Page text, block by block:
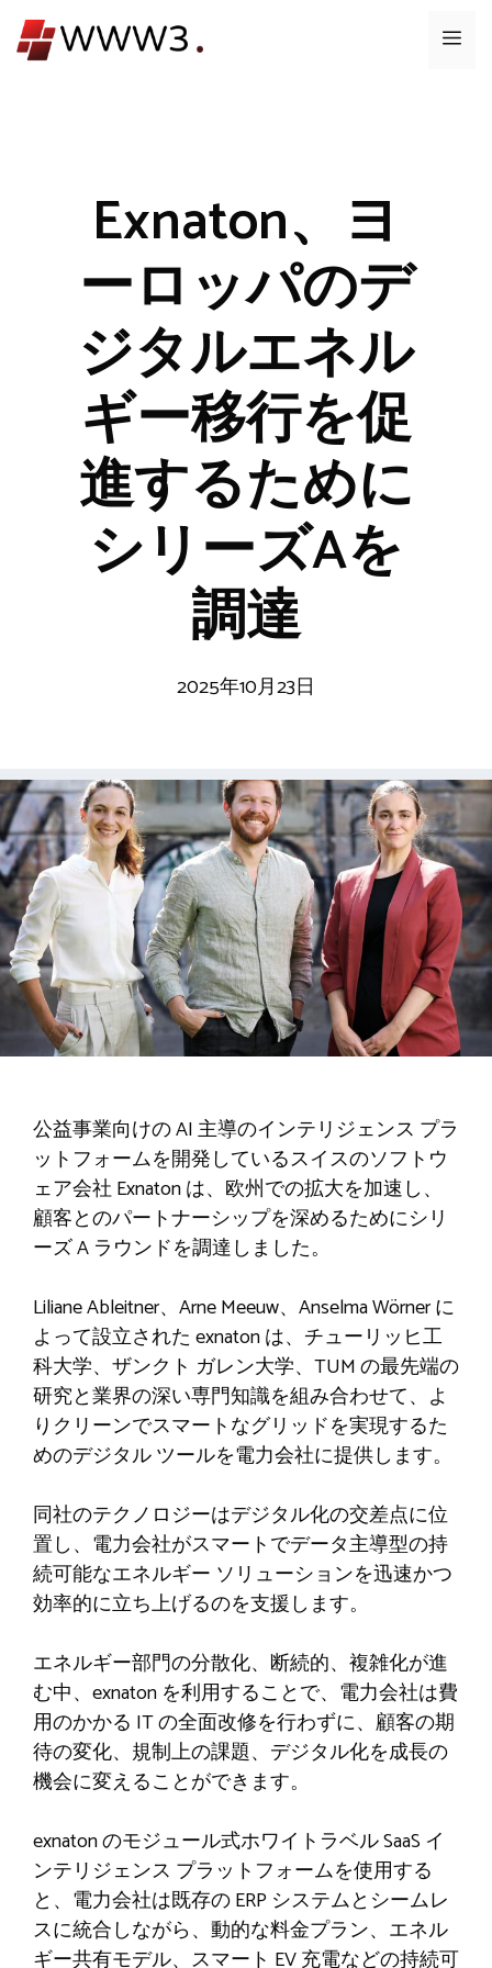
ン
メ
Exnaton、ヨ
ーロッパのデ
ジタルエネル
ギー移行を促
進するために
シリーズAを
調達
2025年10月23日
公益事業向けの AI 主導のインテリジェンス プラ
ットフォームを開発しているスイスのソフトウ
ェア会社 Exnaton は、欧州での拡大を加速し、
顧客とのパートナーシップを深めるためにシリ
ーズ A ラウンドを調達しました。
Liliane Ableitner、Arne Meeuw、Anselma Wörner に
よって設立された exnaton は、チューリッヒ工
科大学、ザンクト ガレン大学、TUM の最先端の
研究と業界の深い専門知識を組み合わせて、よ
りクリーンでスマートなグリッドを実現するた
めのデジタル ツールを電力会社に提供します。
同社のテクノロジーはデジタル化の交差点に位
置し、電力会社がスマートでデータ主導型の持
続可能なエネルギー ソリューションを迅速かつ
効率的に立ち上げるのを支援します。
エネルギー部門の分散化、断続的、複雑化が進
む中、exnaton を利用することで、電力会社は費
用のかかる IT の全面改修を行わずに、顧客の期
待の変化、規制上の課題、デジタル化を成長の
機会に変えることができます。
exnaton のモジュール式ホワイトラベル SaaS イ
ンテリジェンス プラットフォームを使用する
と、電力会社は既存の ERP システムとシームレ
スに統合しながら、動的な料金プラン、エネル
ギー共有モデル、スマート EV 充電などの持続可